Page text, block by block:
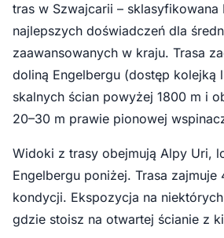
tras w Szwajcarii –
najlepszych doświadczeń dla
zaawansowanych w kraju. Trasa
doliną Engelbergu (dostęp kolejką
skalnych ścian powyżej 1800 m i
20–30 m prawie pionowej
Widoki z trasy obejmują Alpy Uri,
Engelbergu poniżej. Trasa
kondycji. Ekspozycja na
gdzie stoisz na otwartej ścianie z